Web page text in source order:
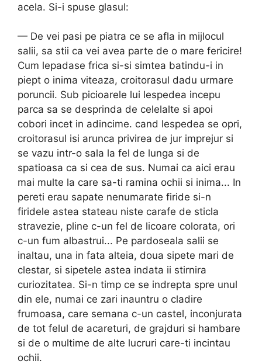
acela. Si-i spuse glasul:
— De vei pasi pe piatra ce se afla in mijlocul
salii, sa stii ca vei avea parte de o mare fericire!
Cum lepadase frica si-si simtea batindu-i in
piept o inima viteaza, croitorasul dadu urmare
poruncii. Sub picioarele lui lespedea incepu
parca sa se desprinda de celelalte si apoi
cobori incet in adincime. cand lespedea se opri,
croitorasul isi arunca privirea de jur imprejur si
se vazu intr-o sala la fel de lunga si de
spatioasa ca si cea de sus. Numai ca aici erau
mai multe la care sa-ti ramina ochii si inima... In
pereti erau sapate nenumarate firide si-n
firidele astea stateau niste carafe de sticla
stravezie, pline c-un fel de licoare colorata, ori
c-un fum albastrui... Pe pardoseala salii se
inaltau, una in fata alteia, doua sipete mari de
clestar, si sipetele astea indata ii stirnira
curiozitatea. Si-n timp ce se indrepta spre unul
din ele, numai ce zari inauntru o cladire
frumoasa, care semana c-un castel, inconjurata
de tot felul de acareturi, de grajduri si hambare
si de o multime de alte lucruri care-ti incintau
ochii.